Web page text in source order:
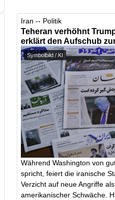
Iran -- Politik
Teheran verhöhnt
erklärt den Aufschub
Symbolbild / KI
Während Washington von
spricht, feiert die iranische
Verzicht auf neue Angriffe
amerikanischer Schwäche.